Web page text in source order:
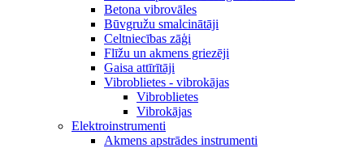
Betona vibrovāles
Būvgružu smalcinātāji
Celtniecības zāģi
Flīžu un akmens griezēji
Gaisa attīrītāji
Vibroblietes - vibrokājas
Vibroblietes
Vibrokājas
Elektroinstrumenti
Akmens apstrādes instrumenti